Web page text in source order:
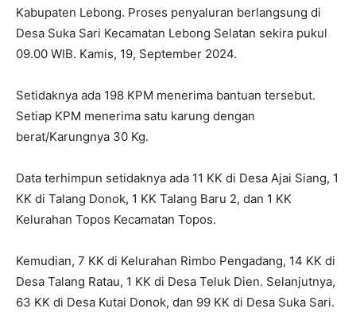
Kabupaten Lebong. Proses penyaluran berlangsung di
Desa Suka Sari Kecamatan Lebong Selatan sekira pukul
09.00 WIB. Kamis, 19, September 2024.
Setidaknya ada 198 KPM menerima bantuan tersebut.
Setiap KPM menerima satu karung dengan
berat/Karungnya 30 Kg.
Data terhimpun setidaknya ada 11 KK di Desa Ajai Siang, 1
KK di Talang Donok, 1 KK Talang Baru 2, dan 1 KK
Kelurahan Topos Kecamatan Topos.
Kemudian, 7 KK di Kelurahan Rimbo Pengadang, 14 KK di
Desa Talang Ratau, 1 KK di Desa Teluk Dien. Selanjutnya,
63 KK di Desa Kutai Donok, dan 99 KK di Desa Suka Sari.